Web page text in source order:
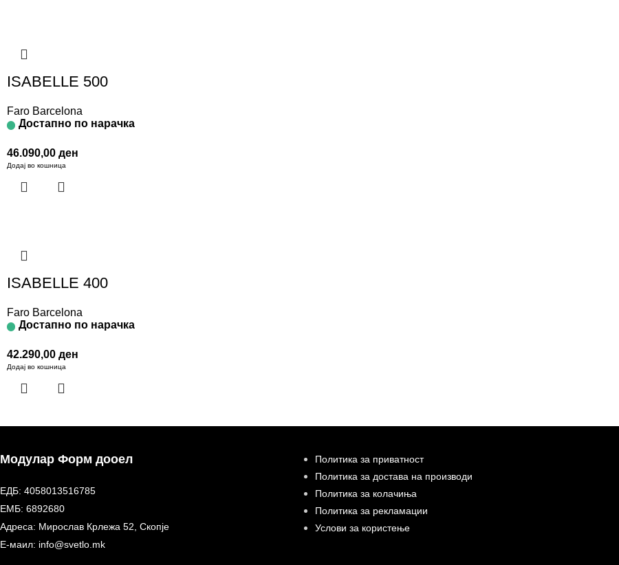
ISABELLE 500
Faro Barcelona
Достапно по нарачка
46.090,00 ден
Додај во кошница
ISABELLE 400
Faro Barcelona
Достапно по нарачка
42.290,00 ден
Додај во кошница
Модулар Форм дооел
ЕДБ: 4058013516785
ЕМБ: 6892680
Адреса: Мирослав Крлежа 52, Скопје
Е-маил: info@svetlo.mk
Политика за приватност
Политика за достава на производи
Политика за колачиња
Политика за рекламации
Услови за користење